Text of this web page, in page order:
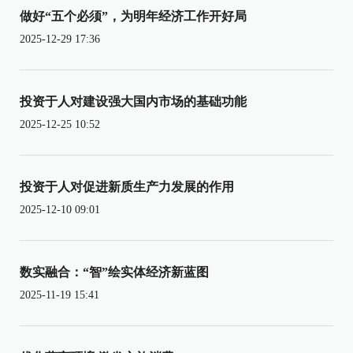
做好“五个必须”，为明年经济工作开好局
2025-12-29 17:36
投资于人对建设强大国内市场的基础功能
2025-12-25 10:52
投资于人对促进新质生产力发展的作用
2025-12-10 09:01
数实融合：“智”绘实体经济新蓝图
2025-11-19 15:41